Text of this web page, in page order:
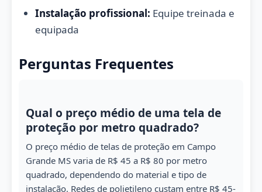
Instalação profissional: Equipe treinada e
equipada
Perguntas Frequentes
Qual o preço médio de uma tela de
proteção por metro quadrado?
O preço médio de telas de proteção em Campo
Grande MS varia de R$ 45 a R$ 80 por metro
quadrado, dependendo do material e tipo de
instalação. Redes de polietileno custam entre R$ 45-